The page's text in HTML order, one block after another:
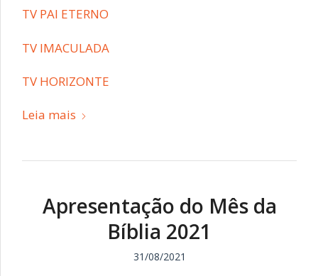
TV PAI ETERNO
TV IMACULADA
TV HORIZONTE
Leia mais
Apresentação do Mês da
Bíblia 2021
31/08/2021